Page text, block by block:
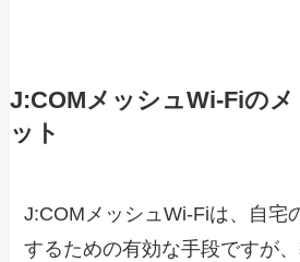
J:COMメッシュWi-Fiの
ット
J:COMメッシュWi-Fiは、自宅
するための有効な手段ですが